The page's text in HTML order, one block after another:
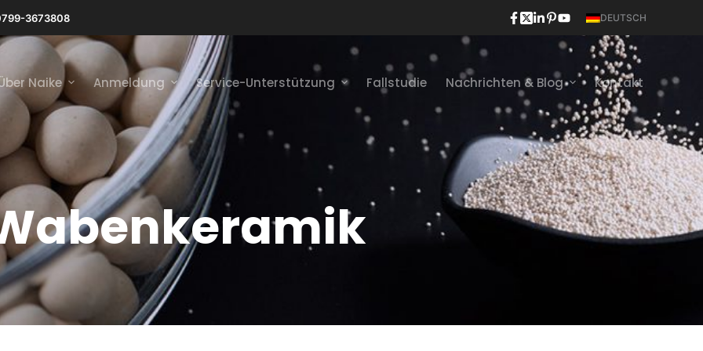
3673808 DEUTSCH
Naike Anmeldung Service-Unterstützung Fallstudie Nachrichten & Blog Kontakt